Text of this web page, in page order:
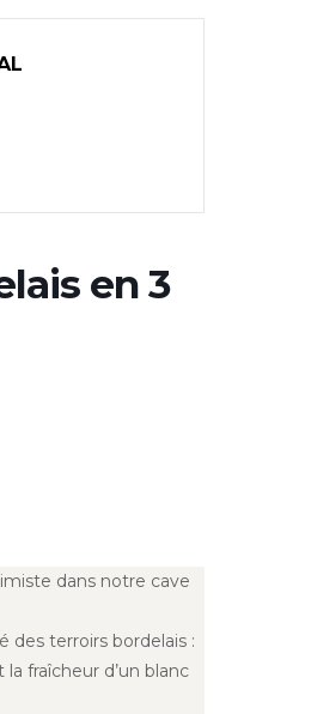
en 3
dans notre cave
des terroirs bordelais :
fraîcheur d’un blanc